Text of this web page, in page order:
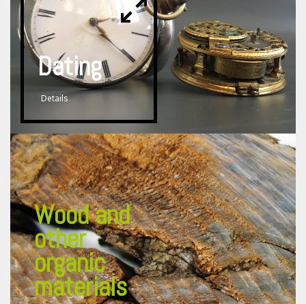
Dating
Details
Wood and
other
organic
materials